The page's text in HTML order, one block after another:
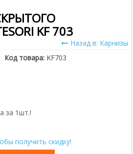
KF 703
Назад в: Карнизы
Код товара: KF703
за 1шт.!
получить скидку!